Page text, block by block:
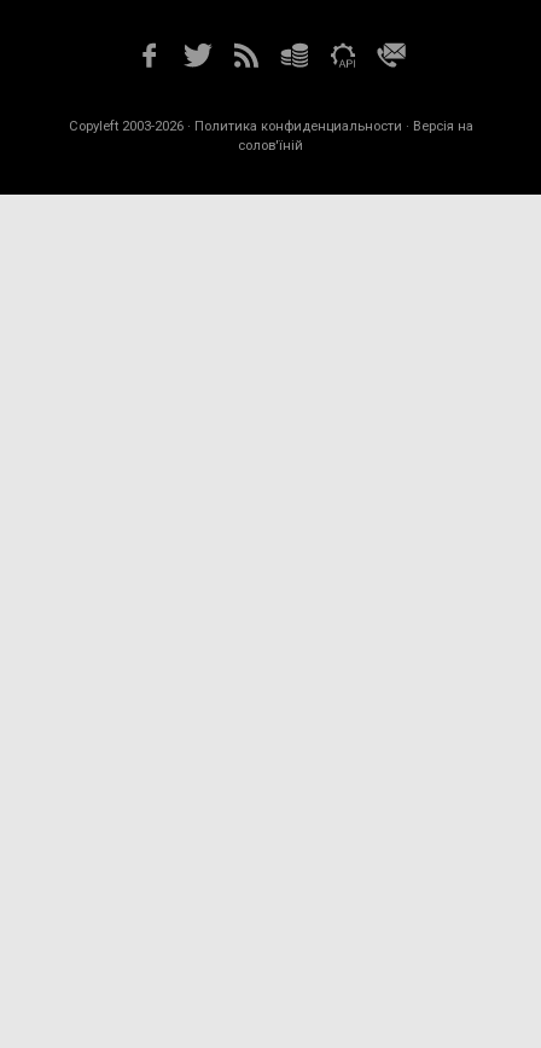
Copyleft 2003-2026 · Политика конфиденциальности · Версія на
солов'їній